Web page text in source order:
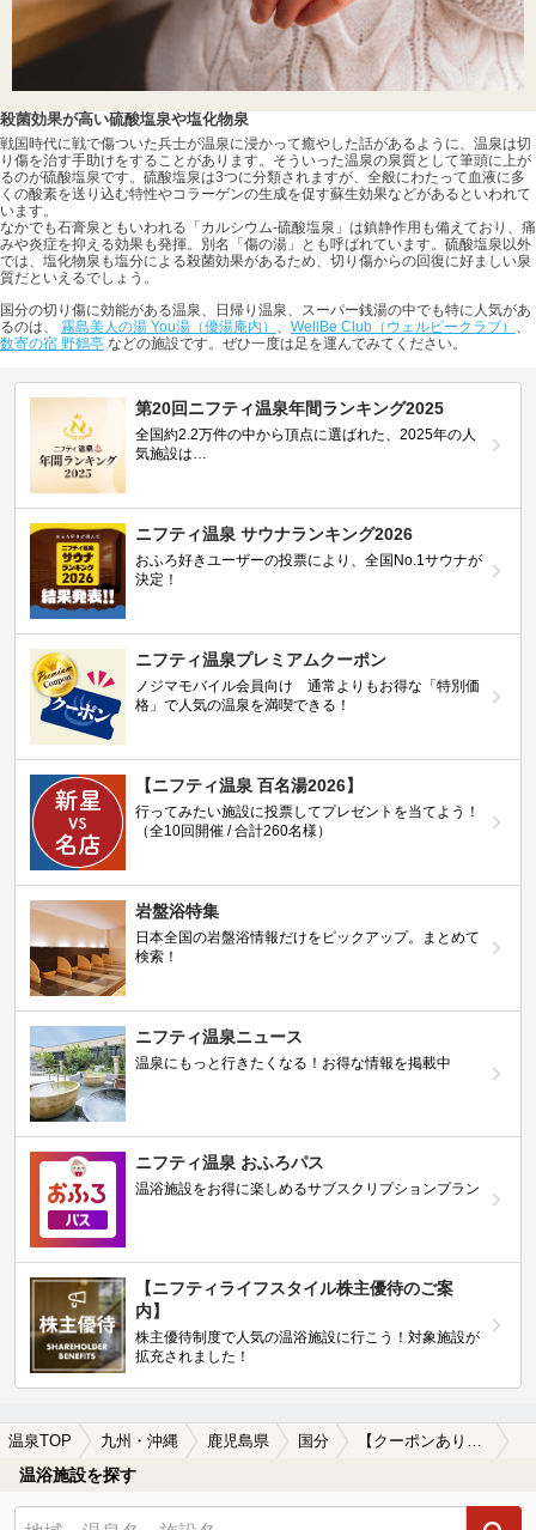
殺菌効果が高い硫酸塩泉や塩化物泉
戦国時代に戦で傷ついた兵士が温泉に浸かって癒やした話があるように、温泉は切
り傷を治す手助けをすることがあります。そういった温泉の泉質として筆頭に上が
るのが硫酸塩泉です。硫酸塩泉は3つに分類されますが、全般にわたって血液に多
くの酸素を送り込む特性やコラーゲンの生成を促す蘇生効果などがあるといわれて
います。
なかでも石膏泉ともいわれる「カルシウム-硫酸塩泉」は鎮静作用も備えており、痛
みや炎症を抑える効果も発揮。別名「傷の湯」とも呼ばれています。硫酸塩泉以外
では、塩化物泉も塩分による殺菌効果があるため、切り傷からの回復に好ましい泉
質だといえるでしょう。
国分の切り傷に効能がある温泉、日帰り温泉、スーパー銭湯の中でも特に人気があ
るのは、 霧島美人の湯 You湯（優湯庵内） 、 WellBe Club（ウェルビークラブ） 、
数寄の宿 野鶴亭 などの施設です。ぜひ一度は足を運んでみてください。
第20回ニフティ温泉年間ランキング2025
全国約2.2万件の中から頂点に選ばれた、2025年の人
気施設は…
ニフティ温泉 サウナランキング2026
おふろ好きユーザーの投票により、全国No.1サウナが
決定！
ニフティ温泉プレミアムクーポン
ノジマモバイル会員向け 通常よりもお得な「特別価
格」で人気の温泉を満喫できる！
【ニフティ温泉 百名湯2026】
行ってみたい施設に投票してプレゼントを当てよう！
（全10回開催 / 合計260名様）
岩盤浴特集
日本全国の岩盤浴情報だけをピックアップ。まとめて
検索！
ニフティ温泉ニュース
温泉にもっと行きたくなる！お得な情報を掲載中
ニフティ温泉 おふろパス
温浴施設をお得に楽しめるサブスクリプションプラン
【ニフティライフスタイル株主優待のご案
内】
株主優待制度で人気の温浴施設に行こう！対象施設が
拡充されました！
温泉TOP 九州・沖縄 鹿児島県 国分 【クーポンあり】切り傷に効能がある国分の温泉、日帰り温泉、スーパー銭湯おすすめ
温浴施設を探す